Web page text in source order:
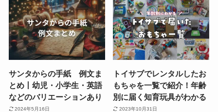
サンタからの手紙 例文ま
とめ丨幼児・小学生・英語
などのバリエーションあり
2024年5月16日
トイサブでレンタルしたお
もちゃを一覧で紹介！年齢
別に届く知育玩具がわかる
2023年10月31日